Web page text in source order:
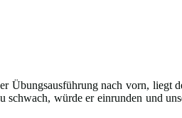
Übungsausführung nach vorn, liegt
schwach, würde er einrunden und